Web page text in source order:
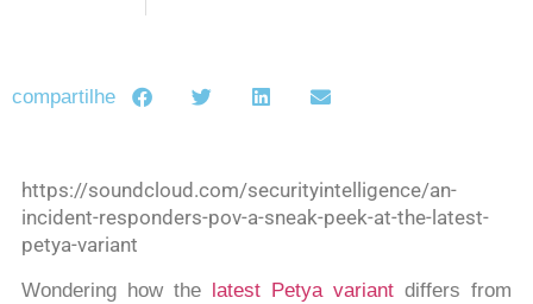
compartilhe
https://soundcloud.com/securityintelligence/an-
incident-responders-pov-a-sneak-peek-at-the-latest-
petya-variant
Wondering how the latest Petya variantdiffers from